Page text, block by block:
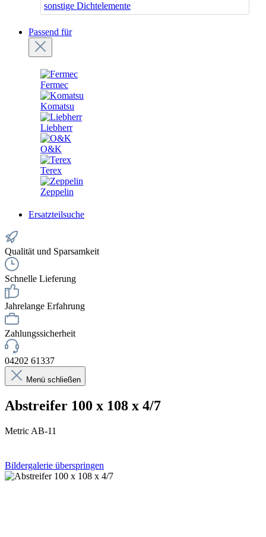
sonstige Dichtelemente
Passend für
Fermec
Komatsu
Liebherr
O&K
Terex
Zeppelin
Ersatzteilsuche
Qualität und Sparsamkeit
Schnelle Lieferung
Jahrelange Erfahrung
Zahlungssicherheit
04202 61337
Menü schließen
Abstreifer 100 x 108 x 4/7
Metric AB-11
Bildergalerie überspringen